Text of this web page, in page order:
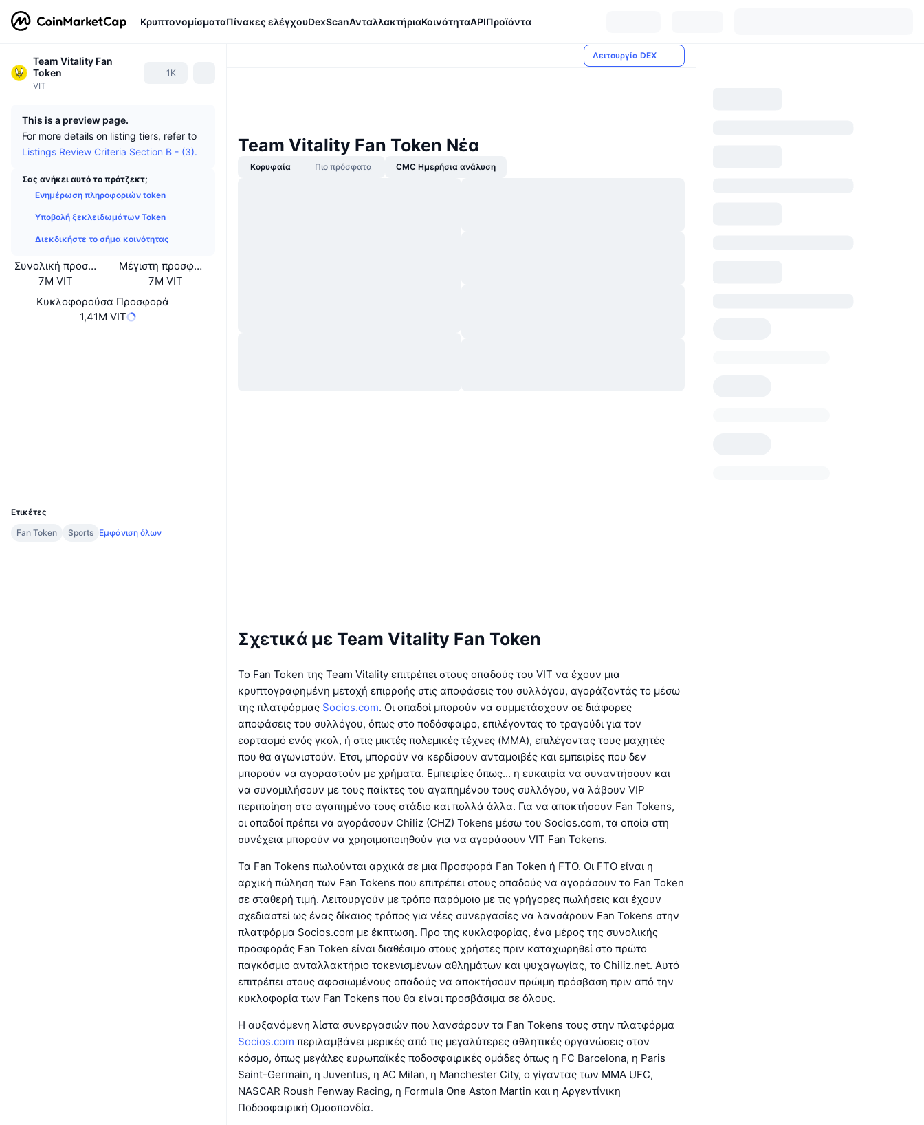
ΚρυπτονομίσματαΠίνακες ελέγχουDexScanΑνταλλακτήριαΚοινότηταAPIΠροϊόντα
Team Vitality Fan
Token
VIT
1K
This is a preview page.
For more details on listing tiers, refer to
Listings Review Criteria Section B - (3).
Σας ανήκει αυτό το πρότζεκτ;
Ενημέρωση πληροφοριών token
Υποβολή ξεκλειδωμάτων Token
Διεκδικήστε το σήμα κοινότητας
Συνολική προσφορά
7M VIT
Μέγιστη προσφορά
7M VIT
Κυκλοφορούσα Προσφορά
1,41M VIT
Ετικέτες
Fan Token
Sports Εμφάνιση όλων
Λειτουργία DEX
Team Vitality Fan Token Νέα
Κορυφαία Πιο πρόσφατα CMC Ημερήσια ανάλυση
Σχετικά με Team Vitality Fan Token
Το Fan Token της Team Vitality επιτρέπει στους οπαδούς του VIT να έχουν μια
κρυπτογραφημένη μετοχή επιρροής στις αποφάσεις του συλλόγου, αγοράζοντάς το μέσω
της πλατφόρμας Socios.com. Οι οπαδοί μπορούν να συμμετάσχουν σε διάφορες
αποφάσεις του συλλόγου, όπως στο ποδόσφαιρο, επιλέγοντας το τραγούδι για τον
εορτασμό ενός γκολ, ή στις μικτές πολεμικές τέχνες (MMA), επιλέγοντας τους μαχητές
που θα αγωνιστούν. Έτσι, μπορούν να κερδίσουν ανταμοιβές και εμπειρίες που δεν
μπορούν να αγοραστούν με χρήματα. Εμπειρίες όπως... η ευκαιρία να συναντήσουν και
να συνομιλήσουν με τους παίκτες του αγαπημένου τους συλλόγου, να λάβουν VIP
περιποίηση στο αγαπημένο τους στάδιο και πολλά άλλα. Για να αποκτήσουν Fan Tokens,
οι οπαδοί πρέπει να αγοράσουν Chiliz (CHZ) Tokens μέσω του Socios.com, τα οποία στη
συνέχεια μπορούν να χρησιμοποιηθούν για να αγοράσουν VIT Fan Tokens.
Τα Fan Tokens πωλούνται αρχικά σε μια Προσφορά Fan Token ή FTO. Οι FTO είναι η
αρχική πώληση των Fan Tokens που επιτρέπει στους οπαδούς να αγοράσουν το Fan Token
σε σταθερή τιμή. Λειτουργούν με τρόπο παρόμοιο με τις γρήγορες πωλήσεις και έχουν
σχεδιαστεί ως ένας δίκαιος τρόπος για νέες συνεργασίες να λανσάρουν Fan Tokens στην
πλατφόρμα Socios.com με έκπτωση. Προ της κυκλοφορίας, ένα μέρος της συνολικής
προσφοράς Fan Token είναι διαθέσιμο στους χρήστες πριν καταχωρηθεί στο πρώτο
παγκόσμιο ανταλλακτήριο τοκενισμένων αθλημάτων και ψυχαγωγίας, το Chiliz.net. Αυτό
επιτρέπει στους αφοσιωμένους οπαδούς να αποκτήσουν πρώιμη πρόσβαση πριν από την
κυκλοφορία των Fan Tokens που θα είναι προσβάσιμα σε όλους.
Η αυξανόμενη λίστα συνεργασιών που λανσάρουν τα Fan Tokens τους στην πλατφόρμα
Socios.com περιλαμβάνει μερικές από τις μεγαλύτερες αθλητικές οργανώσεις στον
κόσμο, όπως μεγάλες ευρωπαϊκές ποδοσφαιρικές ομάδες όπως η FC Barcelona, η Paris
Saint-Germain, η Juventus, η AC Milan, η Manchester City, ο γίγαντας των MMA UFC,
NASCAR Roush Fenway Racing, η Formula One Aston Martin και η Αργεντίνικη
Ποδοσφαιρική Ομοσπονδία.